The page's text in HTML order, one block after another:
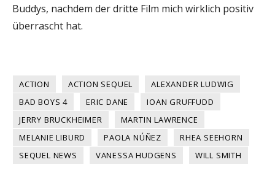
Buddys, nachdem der dritte Film mich wirklich positiv
überrascht hat.
ACTION ACTION SEQUEL
ALEXANDER LUDWIG
BAD BOYS 4
ERIC DANE
IOAN GRUFFUDD
JERRY BRUCKHEIMER
MARTIN LAWRENCE
MELANIE LIBURD
PAOLA NÚÑEZ
RHEA SEEHORN
SEQUEL NEWS
VANESSA HUDGENS WILL SMITH